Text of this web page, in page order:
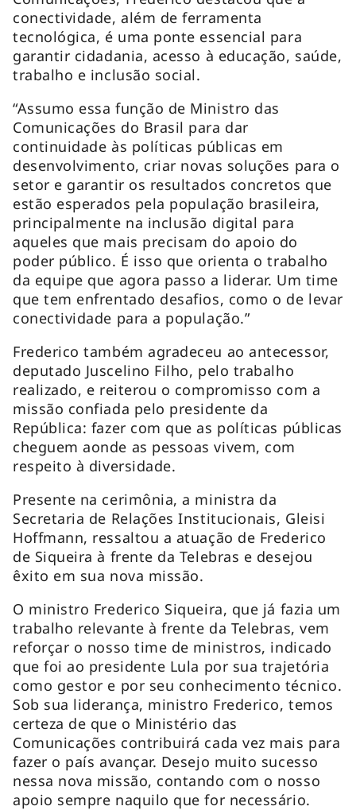
conectividade, além de ferramenta
tecnológica, é uma ponte essencial para
garantir cidadania, acesso à educação, saúde,
trabalho e inclusão social.
“Assumo essa função de Ministro das
Comunicações do Brasil para dar
continuidade às políticas públicas em
desenvolvimento, criar novas soluções para o
setor e garantir os resultados concretos que
estão esperados pela população brasileira,
principalmente na inclusão digital para
aqueles que mais precisam do apoio do
poder público. É isso que orienta o trabalho
da equipe que agora passo a liderar. Um time
que tem enfrentado desafios, como o de levar
conectividade para a população.”
Frederico também agradeceu ao antecessor,
deputado Juscelino Filho, pelo trabalho
realizado, e reiterou o compromisso com a
missão confiada pelo presidente da
República: fazer com que as políticas públicas
cheguem aonde as pessoas vivem, com
respeito à diversidade.
Presente na cerimônia, a ministra da
Secretaria de Relações Institucionais, Gleisi
Hoffmann, ressaltou a atuação de Frederico
de Siqueira à frente da Telebras e desejou
êxito em sua nova missão.
O ministro Frederico Siqueira, que já fazia um
trabalho relevante à frente da Telebras, vem
reforçar o nosso time de ministros, indicado
que foi ao presidente Lula por sua trajetória
como gestor e por seu conhecimento técnico.
Sob sua liderança, ministro Frederico, temos
certeza de que o Ministério das
Comunicações contribuirá cada vez mais para
fazer o país avançar. Desejo muito sucesso
nessa nova missão, contando com o nosso
apoio sempre naquilo que for necessário.